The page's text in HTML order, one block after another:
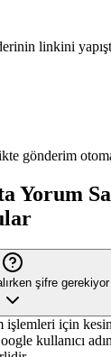
linkini
gönderim
Yorum
şifre
işlemleri için
kullanıcı